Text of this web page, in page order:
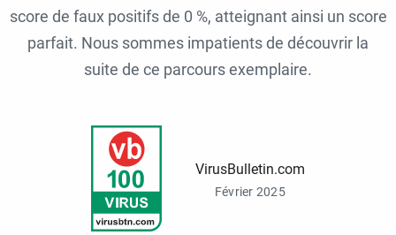
score de faux positifs de 0 %, atteignant ainsi un score
parfait. Nous sommes impatients de découvrir la
suite de ce parcours exemplaire.
VirusBulletin.com
Février 2025